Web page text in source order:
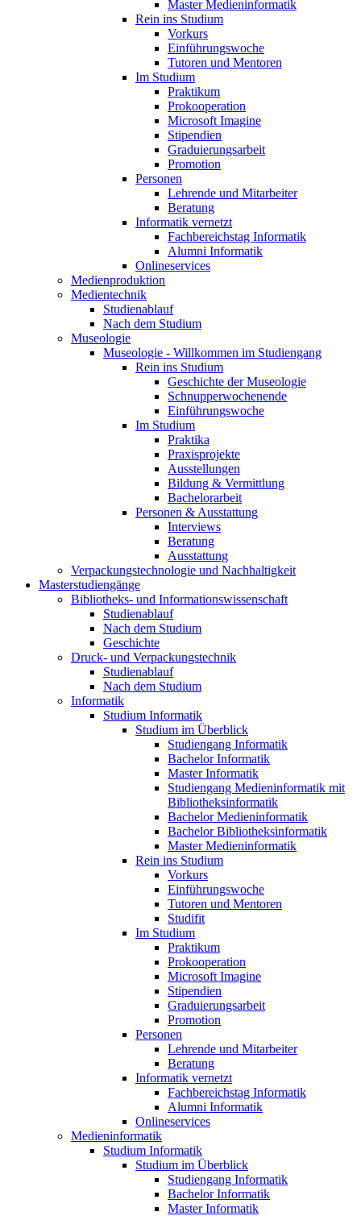
Master Medieninformatik
Rein ins Studium
Vorkurs
Einführungswoche
Tutoren und Mentoren
Im Studium
Praktikum
Prokooperation
Microsoft Imagine
Stipendien
Graduierungsarbeit
Promotion
Personen
Lehrende und Mitarbeiter
Beratung
Informatik vernetzt
Fachbereichstag Informatik
Alumni Informatik
Onlineservices
Medienproduktion
Medientechnik
Studienablauf
Nach dem Studium
Museologie
Museologie - Willkommen im Studiengang
Rein ins Studium
Geschichte der Museologie
Schnupperwochenende
Einführungswoche
Im Studium
Praktika
Praxisprojekte
Ausstellungen
Bildung & Vermittlung
Bachelorarbeit
Personen & Ausstattung
Interviews
Beratung
Ausstattung
Verpackungstechnologie und Nachhaltigkeit
Masterstudiengänge
Bibliotheks- und Informationswissenschaft
Studienablauf
Nach dem Studium
Geschichte
Druck- und Verpackungstechnik
Studienablauf
Nach dem Studium
Informatik
Studium Informatik
Studium im Überblick
Studiengang Informatik
Bachelor Informatik
Master Informatik
Studiengang Medieninformatik mit
Bibliotheksinformatik
Bachelor Medieninformatik
Bachelor Bibliotheksinformatik
Master Medieninformatik
Rein ins Studium
Vorkurs
Einführungswoche
Tutoren und Mentoren
Studifit
Im Studium
Praktikum
Prokooperation
Microsoft Imagine
Stipendien
Graduierungsarbeit
Promotion
Personen
Lehrende und Mitarbeiter
Beratung
Informatik vernetzt
Fachbereichstag Informatik
Alumni Informatik
Onlineservices
Medieninformatik
Studium Informatik
Studium im Überblick
Studiengang Informatik
Bachelor Informatik
Master Informatik